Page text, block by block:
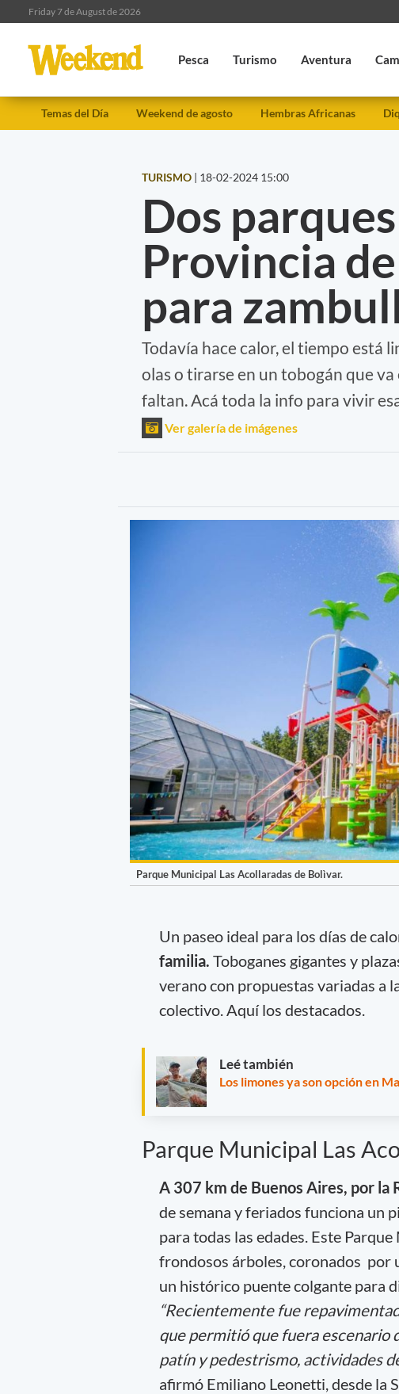
Friday 7 de August de 2026
Pesca Turismo Aventura
Temas del Día Weekend de agosto Hembras Africanas
TURISMO | 18-02-2024 15:00
Dos
Provincia
para
Todavía hace calor, el tiempo está
olas o tirarse en un tobogán que
faltan. Acá toda la info para vivir
Ver galería de imágenes
Parque Municipal Las Acollaradas de Bolìvar.
Un paseo ideal para los días de
familia. Toboganes gigantes y
verano con propuestas variadas a
colectivo. Aquí los destacados.
Leé también
Los limones ya son opción en
Parque Municipal Las
A 307 km de Buenos Aires, por la
de semana y feriados funciona un
para todas las edades. Este
frondosos árboles, coronados por
un histórico puente colgante para
“Recientemente fue
que permitió que fuera escenario
patín y pedestrismo, actividades
afirmó Emiliano Leonetti, desde la